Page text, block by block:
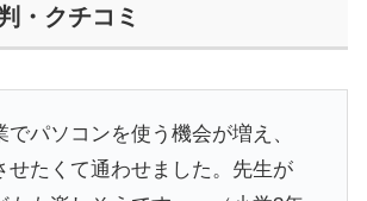
・クチコミ
でパソコンを使う機会が増え、
せたくて通わせました。先生が